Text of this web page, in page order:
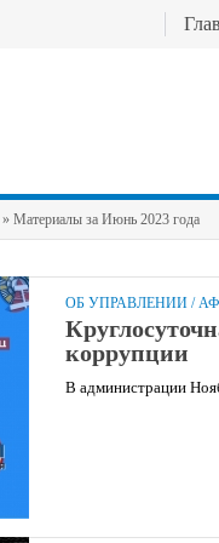
» Материалы за Июнь 2023 года
ОБ УПРАВЛЕНИИ /
коррупции
В администрации